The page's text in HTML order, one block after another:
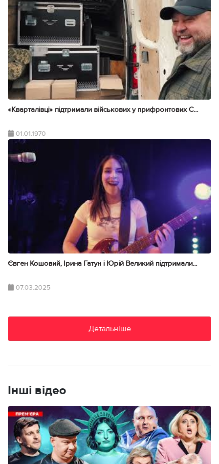
«Кварталівці» підтримали військових у прифронтових С...
01.01.1970
Євген Кошовий, Ірина Гатун і Юрій Великий підтримали...
07.03.2025
Детальніше
Інші відео